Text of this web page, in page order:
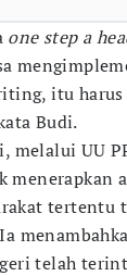
one step a
itu
Budi.
melalui UU
menerapkan
tertentu
telah